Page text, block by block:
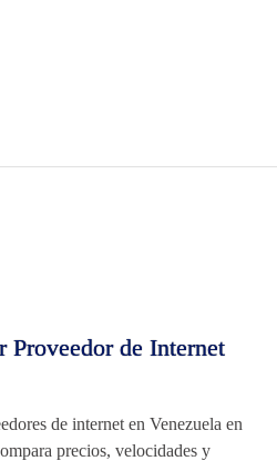
Proveedor de Internet
de internet en Venezuela en
precios, velocidades y